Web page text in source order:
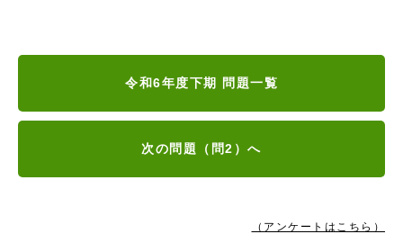
令和6年度下期 問題一覧
次の問題（問2）へ
（アンケートはこちら）